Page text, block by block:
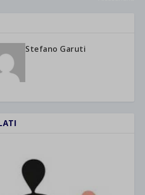
Stefano Garuti